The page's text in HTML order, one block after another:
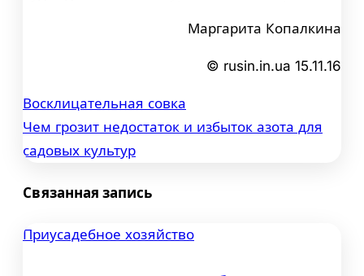
Маргарита Копалкина
© rusin.in.ua 15.11.16
Навигация
по
Восклицательная совка
Чем грозит недостаток и избыток азота для
садовых культур
Связанная запись
Приусадебное хозяйство